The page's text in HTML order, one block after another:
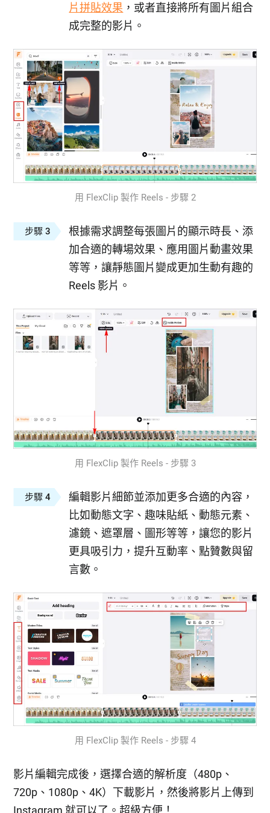
片拼貼效果 ，或者直接將所有圖片組合
成完整的影片。
用 FlexClip 製作 Reels - 步驟 2
步驟 3
根據需求調整每張圖片的顯示時長、添
加合適的轉場效果、應用圖片動畫效果
等等，讓靜態圖片變成更加生動有趣的
Reels 影片。
用 FlexClip 製作 Reels - 步驟 3
步驟 4
編輯影片細節並添加更多合適的內容，
比如動態文字、趣味貼紙、動態元素、
濾鏡、遮罩層、圖形等等，讓您的影片
更具吸引力，提升互動率、點贊數與留
言數。
用 FlexClip 製作 Reels - 步驟 4
影片編輯完成後，選擇合適的解析度（480p、
720p、1080p、4K）下載影片，然後將影片上傳到